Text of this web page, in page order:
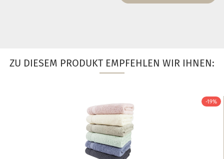
ZU DIESEM PRODUKT EMPFEHLEN WIR IHNEN:
-19%